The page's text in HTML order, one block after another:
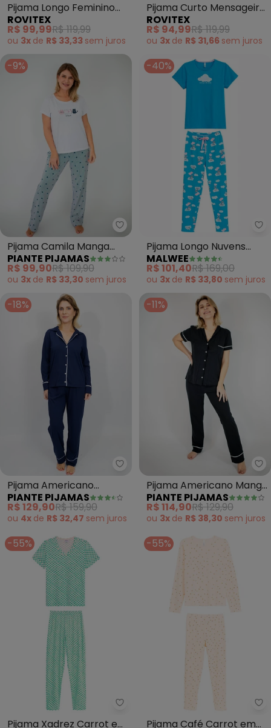
Pijama Longo Feminino
Meia Malha (Verde)
ROVITEX
R$ 99,99R$ 119,99
ou 3x de R$ 33,33 sem juros
Pijama Curto Mensageiro
dos Sonhos (Cinza)
ROVITEX
R$ 94,99R$ 119,99
ou 3x de R$ 31,66 sem juros
-9%
Piante Pijamas - Pijama
Pijama Camila Manga
Curta com Calça
(Marinho)
PIANTE PIJAMAS
R$ 99,90R$ 109,90
ou 3x de R$ 33,30 sem juros
-40%
Pijama Longo Nuvens
(Azul)
MALWEE
R$ 101,40R$ 169,00
ou 3x de R$ 33,80 sem juros
-18%
Piante Pijamas - Pijama
Pijama Americano
Algodão Filete (Azul
Marinho)
PIANTE PIJAMAS
R$ 129,90R$ 159,90
ou 4x de R$ 32,47 sem juros
-11%
Pijama Americano Manga
Curta com Calça (Preto)
PIANTE PIJAMAS
R$ 114,90R$ 129,90
ou 3x de R$ 38,30 sem juros
-55%
Malwee - Pijama Xadrez
Pijama Xadrez Carrot em
-55%
Pijama Café Carrot em